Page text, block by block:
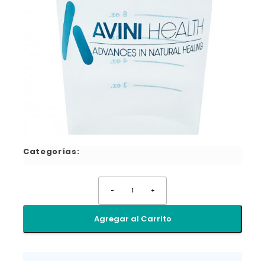
Categorías:
- 1 +
Agregar al Carrito